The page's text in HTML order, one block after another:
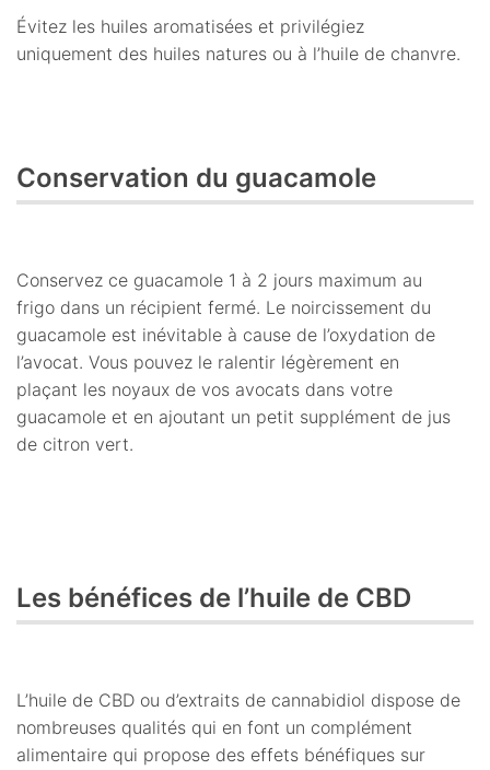
Évitez les huiles aromatisées et privilégiez
uniquement des huiles natures ou à l’huile de chanvre.
Conservation du guacamole
Conservez ce guacamole 1 à 2 jours maximum au
frigo dans un récipient fermé. Le noircissement du
guacamole est inévitable à cause de l’oxydation de
l’avocat. Vous pouvez le ralentir légèrement en
plaçant les noyaux de vos avocats dans votre
guacamole et en ajoutant un petit supplément de jus
de citron vert.
Les bénéfices de l’huile de CBD
L’huile de CBD ou d’extraits de cannabidiol dispose de
nombreuses qualités qui en font un complément
alimentaire qui propose des effets bénéfiques sur